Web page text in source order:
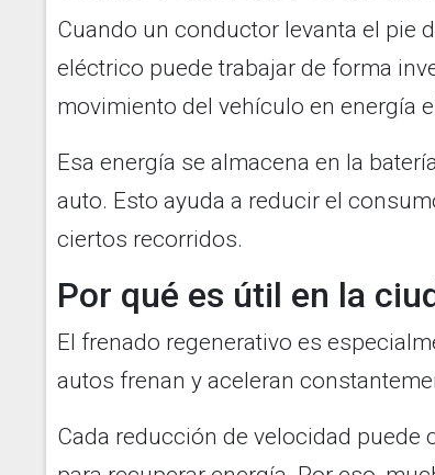
Cuando un conductor levanta el pie
eléctrico puede trabajar de forma
movimiento del vehículo en energía
Esa energía se almacena en la
auto. Esto ayuda a reducir el
ciertos recorridos.
Por qué es útil en la
El frenado regenerativo es
autos frenan y aceleran
Cada reducción de velocidad